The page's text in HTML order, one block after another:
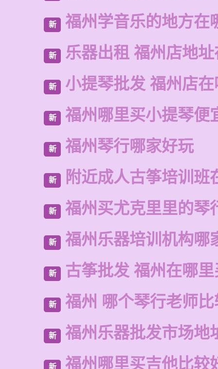
新 福州学音乐的地方在
新 乐器出租 福州店地
新 小提琴批发 福州店
新 福州哪里买小提琴便
新 福州琴行哪家好玩
新 附近成人古筝培训班
新 福州买尤克里里的琴
新 福州乐器培训机构哪
新 古筝批发 福州在哪
新 福州 哪个琴行老师
新 福州乐器批发市场地
新 福州哪里买吉他比较